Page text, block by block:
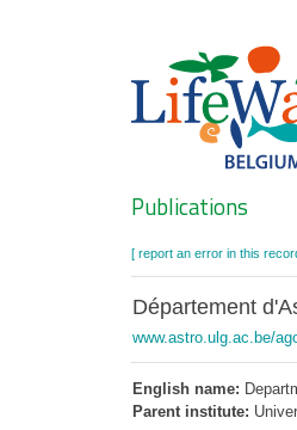
Publications
[ report an error in this
Département
www.astro.ulg.ac.be/
English name:
Parent institute: